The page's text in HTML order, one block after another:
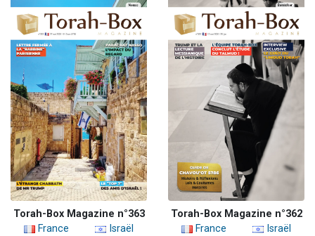
Torah-Box Magazine n°363
France
Israël
Torah-Box Magazine n°362
France
Israël